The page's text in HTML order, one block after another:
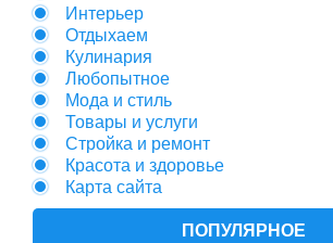
Интерьер
Отдыхаем
Кулинария
Любопытное
Мода и стиль
Товары и услуги
Стройка и ремонт
Красота и здоровье
Карта сайта
ПОПУЛЯРНОЕ